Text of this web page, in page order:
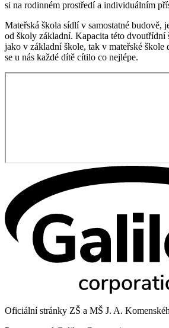
si na rodinném prostředí a individuálním
Mateřská škola sídlí v samostatné budově,
od školy základní. Kapacita této dvoutřídní
jako v základní škole, tak v mateřské škole
se u nás každé dítě cítilo co nejlépe.
Oficiální stránky ZŠ a MŠ J. A.